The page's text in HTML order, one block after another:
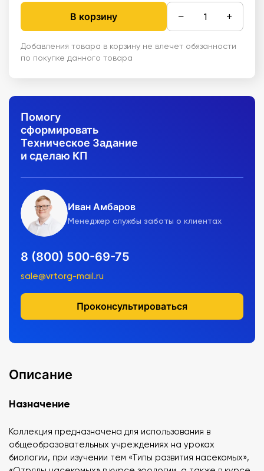
В корзину − +
Добавления товара в корзину не влечет обязанности
по покупке данного товара
Помогу
сформировать
Техническое Задание
и сделаю КП
Иван Амбаров
Менеджер службы заботы о клиентах
8 (800) 500-69-75
sale@vrtorg-mail.ru
Проконсультироваться
Описание
Назначение
Коллекция предназначена для использования в
общеобразовательных учреждениях на уроках
биологии, при изучении тем «Типы развития насекомых»,